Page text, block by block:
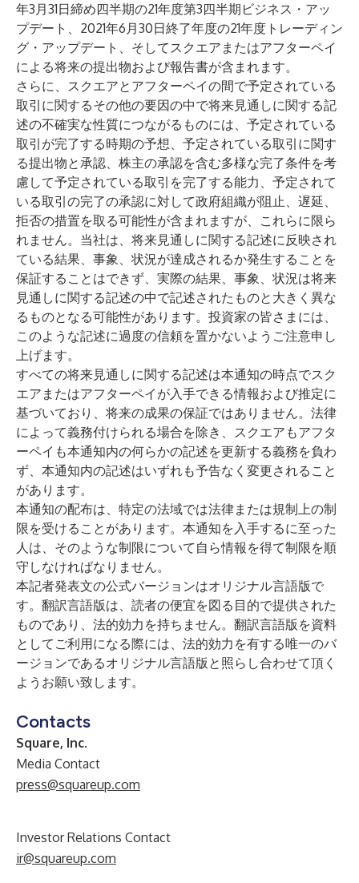
年3月31日締め四半期の21年度第3四半期ビジネス・アッ
プデート、2021年6月30日終了年度の21年度トレーディン
グ・アップデート、そしてスクエアまたはアフターペイ
による将来の提出物および報告書が含まれます。
さらに、スクエアとアフターペイの間で予定されている
取引に関するその他の要因の中で将来見通しに関する記
述の不確実な性質につながるものには、予定されている
取引が完了する時期の予想、予定されている取引に関す
る提出物と承認、株主の承認を含む多様な完了条件を考
慮して予定されている取引を完了する能力、予定されて
いる取引の完了の承認に対して政府組織が阻止、遅延、
拒否の措置を取る可能性が含まれますが、これらに限ら
れません。当社は、将来見通しに関する記述に反映され
ている結果、事象、状況が達成されるか発生することを
保証することはできず、実際の結果、事象、状況は将来
見通しに関する記述の中で記述されたものと大きく異な
るものとなる可能性があります。投資家の皆さまには、
このような記述に過度の信頼を置かないようご注意申し
上げます。
すべての将来見通しに関する記述は本通知の時点でスク
エアまたはアフターペイが入手できる情報および推定に
基づいており、将来の成果の保証ではありません。法律
によって義務付けられる場合を除き、スクエアもアフタ
ーペイも本通知内の何らかの記述を更新する義務を負わ
ず、本通知内の記述はいずれも予告なく変更されること
があります。
本通知の配布は、特定の法域では法律または規制上の制
限を受けることがあります。本通知を入手するに至った
人は、そのような制限について自ら情報を得て制限を順
守しなければなりません。
本記者発表文の公式バージョンはオリジナル言語版で
す。翻訳言語版は、読者の便宜を図る目的で提供された
ものであり、法的効力を持ちません。翻訳言語版を資料
としてご利用になる際には、法的効力を有する唯一のバ
ージョンであるオリジナル言語版と照らし合わせて頂く
ようお願い致します。
Contacts
Square, Inc.
Media Contact
press@squareup.com
Investor Relations Contact
ir@squareup.com